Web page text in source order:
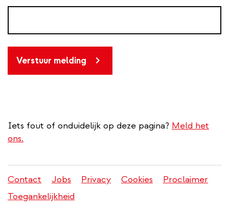
Verstuur melding
Iets fout of onduidelijk op deze pagina? Meld het
ons.
Juridisch
menu
Contact Jobs Privacy Cookies
Proclaimer
Toegankelijkheid